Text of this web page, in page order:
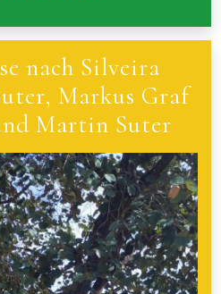
nach Silveira
Markus Graf
Martin Suter